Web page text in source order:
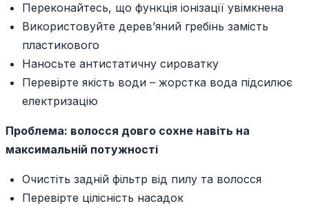
Переконайтесь, що функція іонізації увімкнена
Використовуйте дерев’яний гребінь замість
пластикового
Наносьте антистатичну сироватку
Перевірте якість води – жорстка вода підсилює
електризацію
Проблема: волосся довго сохне навіть на
максимальній потужності
Очистіть задній фільтр від пилу та волосся
Перевірте цілісність насадок